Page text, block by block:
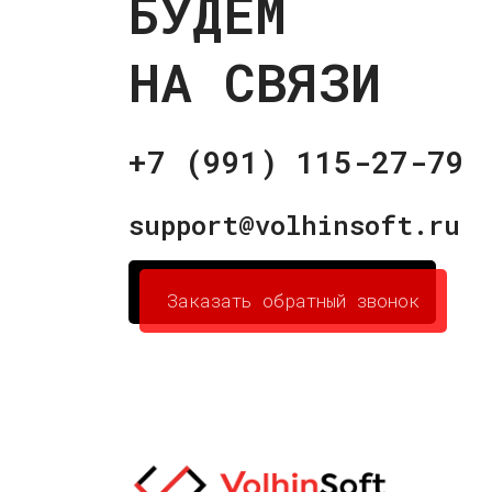
НА СВЯЗИ
+7 (991) 115-27-79
support@volhinsoft.ru
Заказать обратный звонок